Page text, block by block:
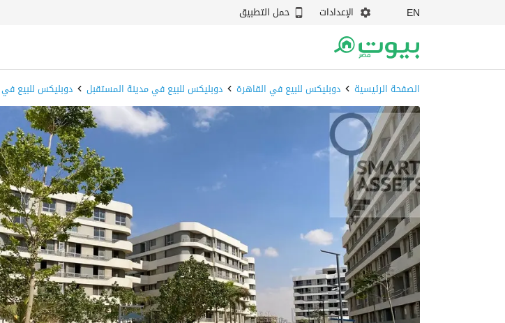
EN الإعدادات حمل التطبيق
الصفحة الرئيسية دوبليكس للبيع في القاهرة دوبليكس للبيع في مدينة المستقبل دوبليكس للبيع في